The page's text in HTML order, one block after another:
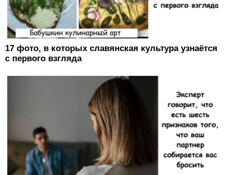
17 фото, в которых славянская культура узнаётся
с первого взгляда